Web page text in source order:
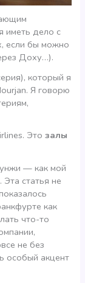
иметь дело с
если бы можно
Доху…).
который я
Я говорю
Этозалы
— как мой
статья не
как
что-то
не без
особый акцент